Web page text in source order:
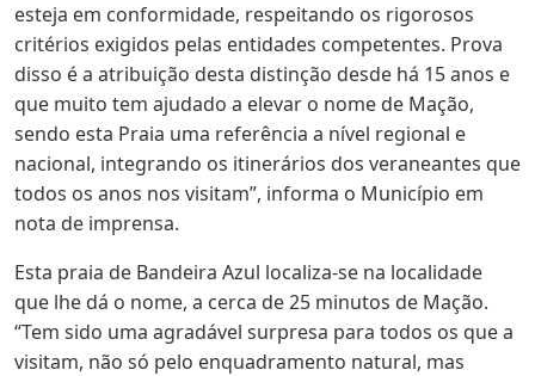
esteja em conformidade, respeitando os rigorosos
critérios exigidos pelas entidades competentes. Prova
disso é a atribuição desta distinção desde há 15 anos e
que muito tem ajudado a elevar o nome de Mação,
sendo esta Praia uma referência a nível regional e
nacional, integrando os itinerários dos veraneantes que
todos os anos nos visitam”, informa o Município em
nota de imprensa.
Esta praia de Bandeira Azul localiza-se na localidade
que lhe dá o nome, a cerca de 25 minutos de Mação.
“Tem sido uma agradável surpresa para todos os que a
visitam, não só pelo enquadramento natural, mas